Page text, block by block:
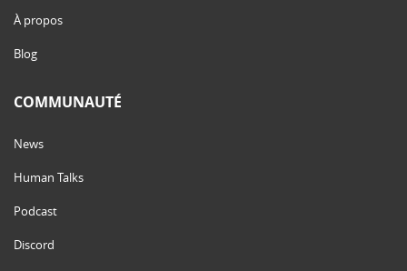
À propos
Blog
COMMUNAUTÉ
News
Human Talks
Podcast
Discord